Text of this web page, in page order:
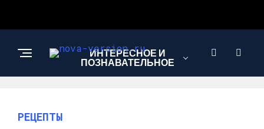
ИНТЕРЕСНОЕ И
ПОЗНАВАТЕЛЬНОЕ
РЕЦЕПТЫ